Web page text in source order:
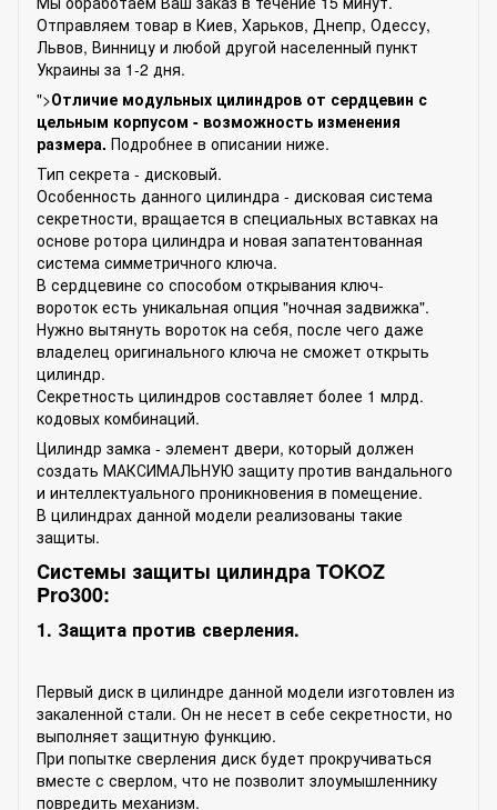
Отправляем товар в Киев, Харьков, Днепр, Одессу,
Львов, Винницу и любой другой населенный пункт
Украины за 1-2 дня.
">Отличие модульных цилиндров от сердцевин с
цельным корпусом - возможность изменения
размера. Подробнее в описании ниже.
Тип секрета - дисковый.
Особенность данного цилиндра - дисковая система
секретности, вращается в специальных вставках на
основе ротора цилиндра и новая запатентованная
система симметричного ключа.
В сердцевине со способом открывания ключ-
вороток есть уникальная опция "ночная задвижка".
Нужно вытянуть вороток на себя, после чего даже
владелец оригинального ключа не сможет открыть
цилиндр.
Секретность цилиндров составляет более 1 млрд.
кодовых комбинаций.
Цилиндр замка - элемент двери, который должен
создать МАКСИМАЛЬНУЮ защиту против вандального
и интеллектуального проникновения в помещение.
В цилиндрах данной модели реализованы такие
защиты.
Системы защиты цилиндра TOKOZ
Pro300:
1. Защита против сверления.
Первый диск в цилиндре данной модели изготовлен из
закаленной стали. Он не несет в себе секретности, но
выполняет защитную функцию.
При попытке сверления диск будет прокручиваться
вместе с сверлом, что не позволит злоумышленнику
повредить механизм.